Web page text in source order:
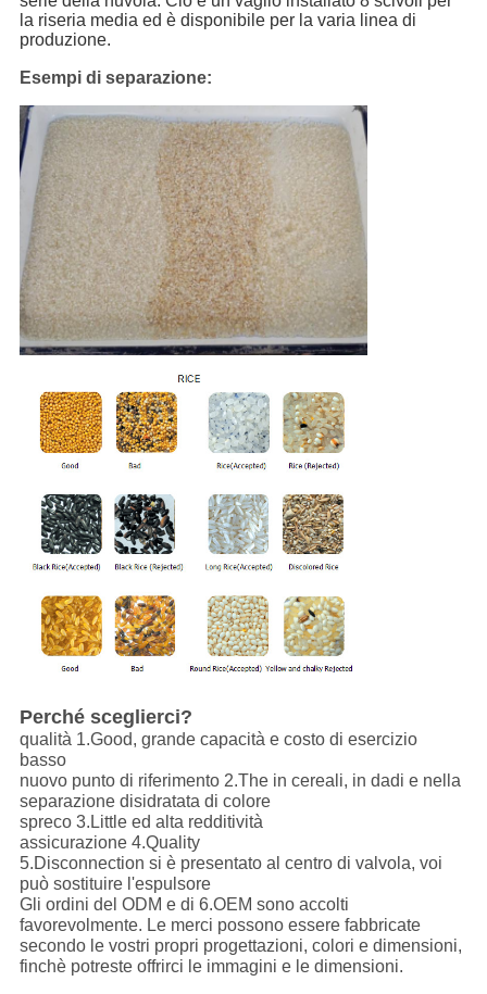
la riseria media ed è disponibile per la varia linea di
produzione.
Esempi di separazione:
Perché sceglierci?
qualità 1.Good, grande capacità e costo di esercizio
basso
nuovo punto di riferimento 2.The in cereali, in dadi e nella
separazione disidratata di colore
spreco 3.Little ed alta redditività
assicurazione 4.Quality
5.Disconnection si è presentato al centro di valvola, voi
può sostituire l'espulsore
Gli ordini del ODM e di 6.OEM sono accolti
favorevolmente. Le merci possono essere fabbricate
secondo le vostri propri progettazioni, colori e dimensioni,
finchè potreste offrirci le immagini e le dimensioni.